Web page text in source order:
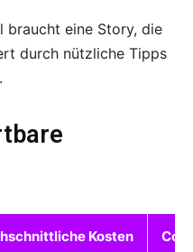
braucht eine Story, die
durch nützliche Tipps
Kosten